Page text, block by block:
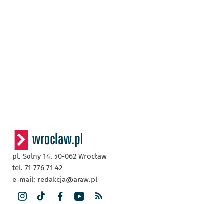
pl. Solny 14, 50-062 Wrocław
tel. 71 776 71 42
e-mail: redakcja@araw.pl